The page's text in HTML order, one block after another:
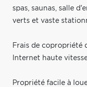
spas, saunas, salle
verts et vaste
Frais de copropriété
Internet haute
Propriété facile à